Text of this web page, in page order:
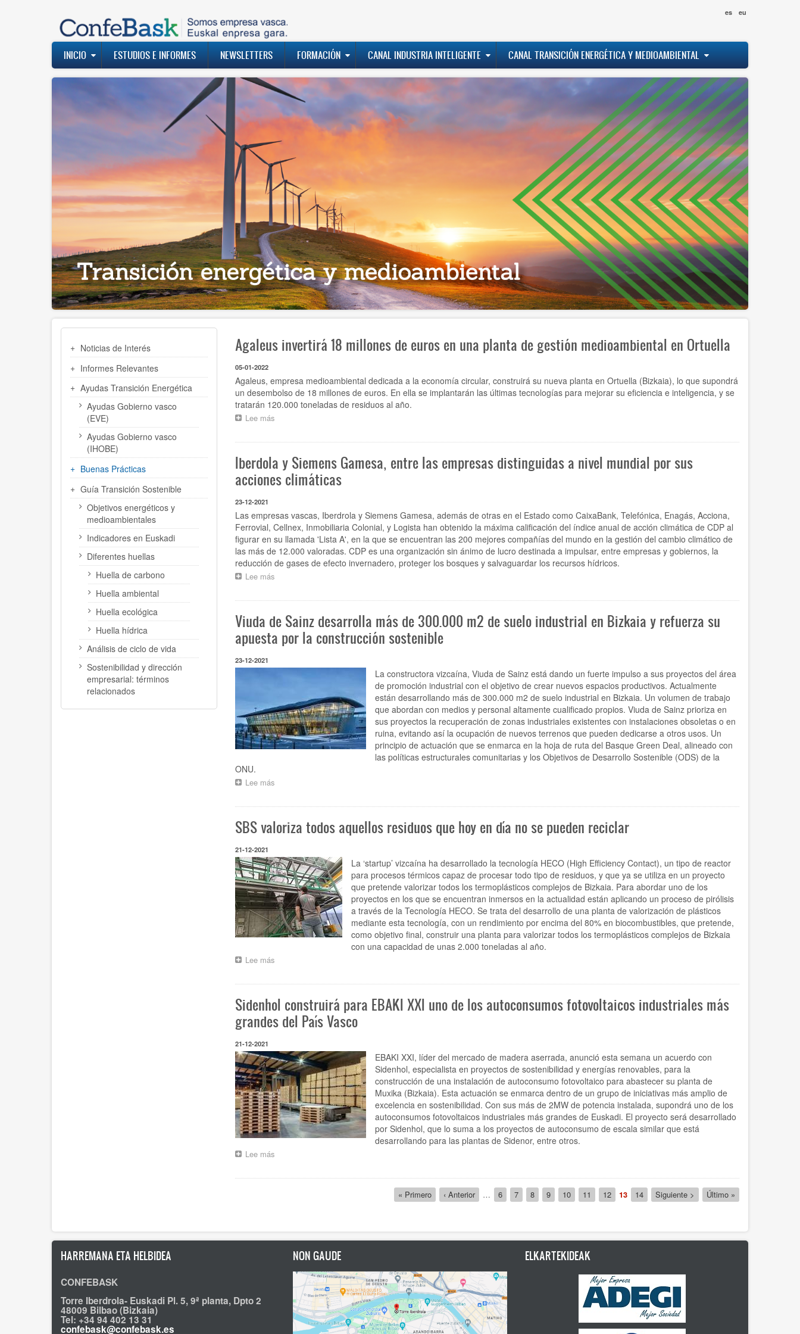
es eu
Navegación
principal
INICIO ESTUDIOS E INFORMES NEWSLETTERS FORMACIÓN CANAL INDUSTRIA INTELIGENTE CANAL TRANSICIÓN ENERGÉTICA Y MEDIOAMBIENTAL
TRANSICIÓN
ENERGÉTICA
Noticias de Interés
Informes Relevantes
Ayudas Transición Energética
Ayudas Gobierno vasco
(EVE)
Ayudas Gobierno vasco
(IHOBE)
Buenas Prácticas
Guía Transición Sostenible
Objetivos energéticos y
medioambientales
Indicadores en Euskadi
Diferentes huellas
Huella de carbono
Huella ambiental
Huella ecológica
Huella hídrica
Análisis de ciclo de vida
Sostenibilidad y dirección
empresarial: términos
relacionados
Agaleus invertirá 18 millones de euros en una planta de gestión medioambiental en Ortuella
05-01-2022
Agaleus, empresa medioambiental dedicada a la economía circular, construirá su nueva planta en Ortuella (Bizkaia), lo que supondrá
un desembolso de 18 millones de euros. En ella se implantarán las últimas tecnologías para mejorar su eficiencia e inteligencia, y se
tratarán 120.000 toneladas de residuos al año.
Lee mássobre
invertirá
millones
de
euros
planta
de
gestión
medioambiental
en
Ortuella
Iberdola y Siemens Gamesa, entre las empresas distinguidas a nivel mundial por sus
acciones climáticas
23-12-2021
Las empresas vascas, Iberdrola y Siemens Gamesa, además de otras en el Estado como CaixaBank, Telefónica, Enagás, Acciona,
Ferrovial, Cellnex, Inmobiliaria Colonial, y Logista han obtenido la máxima calificación del índice anual de acción climática de CDP al
figurar en su llamada 'Lista A', en la que se encuentran las 200 mejores compañías del mundo en la gestión del cambio climático de
las más de 12.000 valoradas. CDP es una organización sin ánimo de lucro destinada a impulsar, entre empresas y gobiernos, la
reducción de gases de efecto invernadero, proteger los bosques y salvaguardar los recursos hídricos.
Lee mássobre
y
Gamesa,
entre
las
por
sus
acciones
climáticas
Viuda de Sainz desarrolla más de 300.000 m2 de suelo industrial en Bizkaia y refuerza su
apuesta por la construcción sostenible
23-12-2021
La constructora vizcaína, Viuda de Sainz está dando un fuerte impulso a sus proyectos del área
de promoción industrial con el objetivo de crear nuevos espacios productivos. Actualmente
están desarrollando más de 300.000 m2 de suelo industrial en Bizkaia. Un volumen de trabajo
que abordan con medios y personal altamente cualificado propios. Viuda de Sainz prioriza en
sus proyectos la recuperación de zonas industriales existentes con instalaciones obsoletas o en
ruina, evitando así la ocupación de nuevos terrenos que pueden dedicarse a otros usos. Un
principio de actuación que se enmarca en la hoja de ruta del Basque Green Deal, alineado con
las políticas estructurales comunitarias y los Objetivos de Desarrollo Sostenible (ODS) de la
ONU.
Lee mássobre
de
desarrolla
más
300.000
m2
de
suelo
industrial
en
Bizkaia
y
apuesta
la
construcción
sostenible
SBS valoriza todos aquellos residuos que hoy en día no se pueden reciclar
21-12-2021
La ‘startup’ vizcaína ha desarrollado la tecnología HECO (High Efficiency Contact), un tipo de reactor
para procesos térmicos capaz de procesar todo tipo de residuos, y que ya se utiliza en un proyecto
que pretende valorizar todos los termoplásticos complejos de Bizkaia. Para abordar uno de los
proyectos en los que se encuentran inmersos en la actualidad están aplicando un proceso de pirólisis
a través de la Tecnología HECO. Se trata del desarrollo de una planta de valorización de plásticos
mediante esta tecnología, con un rendimiento por encima del 80% en biocombustibles, que pretende,
como objetivo final, construir una planta para valorizar todos los termoplásticos complejos de Bizkaia
con una capacidad de unas 2.000 toneladas al año.
Lee mássobre
valoriza
aquellos
residuos
que
día
no
se
pueden
reciclar
Sidenhol construirá para EBAKI XXI uno de los autoconsumos fotovoltaicos industriales más
grandes del País Vasco
21-12-2021
EBAKI XXI, líder del mercado de madera aserrada, anunció esta semana un acuerdo con
Sidenhol, especialista en proyectos de sostenibilidad y energías renovables, para la
construcción de una instalación de autoconsumo fotovoltaico para abastecer su planta de
Muxika (Bizkaia). Esta actuación se enmarca dentro de un grupo de iniciativas más amplio de
excelencia en sostenibilidad. Con sus más de 2MW de potencia instalada, supondrá uno de los
autoconsumos fotovoltaicos industriales más grandes de Euskadi. El proyecto será desarrollado
por Sidenhol, que lo suma a los proyectos de autoconsumo de escala similar que está
desarrollando para las plantas de Sidenor, entre otros.
Lee mássobre
construirá
de
los
autoconsumos
fotovoltaicos
industriales
Vasco
Primera
página
« Primero
Página
anterior
‹ Anterior … Página
6 Página
7 Página
8 Página
9 Página
10 Página
11 Página
12
Página
actual
13 Página
14
Siguiente
página
Siguiente >
Última
página
Último »
HARREMANA ETA HELBIDEA
CONFEBASK
Torre Iberdrola- Euskadi Pl. 5, 9ª planta, Dpto 2
48009 Bilbao (Bizkaia)
Tel: +34 94 402 13 31
confebask@confebask.es
NON GAUDE ELKARTEKIDEAK